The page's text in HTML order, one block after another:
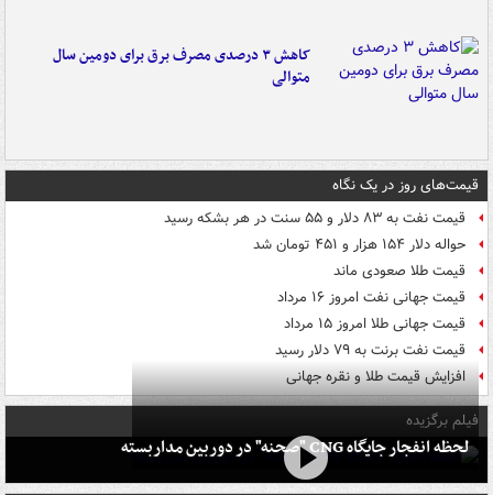
کاهش ۳ درصدی مصرف برق برای دومین سال
متوالی
قیمت‌های روز در یک نگاه
قیمت نفت به ۸۳ دلار و ۵۵ سنت در هر بشکه رسید
حواله دلار ۱۵۴ هزار و ۴۵۱ تومان شد
قیمت طلا صعودی ماند
قیمت جهانی نفت امروز ۱۶ مرداد
قیمت جهانی طلا امروز ۱۵ مرداد
قیمت نفت برنت به ۷۹ دلار رسید
افزایش قیمت طلا و نقره جهانی
فیلم برگزیده
لحظه انفجار جایگاه CNG "صحنه" در دوربین مداربسته